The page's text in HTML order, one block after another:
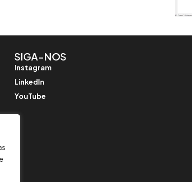
SIGA-NOS
Instagram
LinkedIn
YouTube